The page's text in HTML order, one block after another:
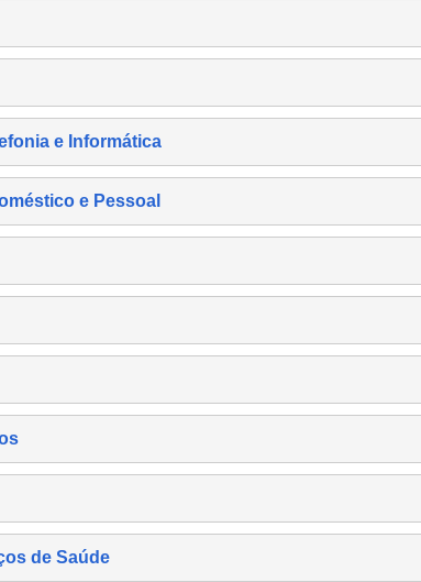
e Informática
e Pessoal
de Saúde